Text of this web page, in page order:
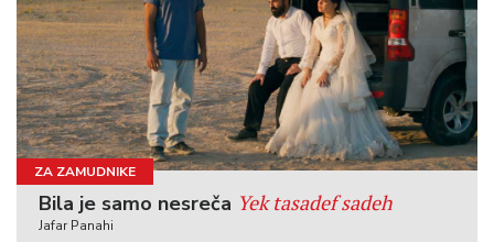
ZA ZAMUDNIKE
Bila je samo nesreča Yek tasadef sadeh
Jafar Panahi